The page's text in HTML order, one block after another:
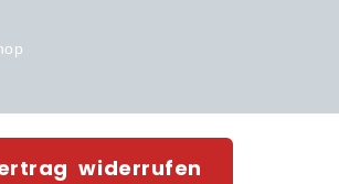
widerrufen